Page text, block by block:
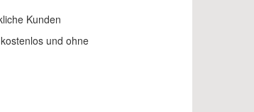
Kunden
und ohne